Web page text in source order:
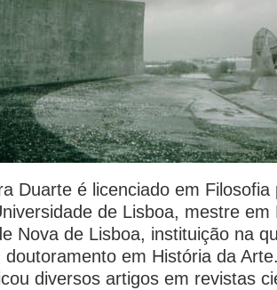
Duarte é licenciado em Filosofia
de Lisboa, mestre em
Nova de Lisboa, instituição na
doutoramento em História da
diversos artigos em revistas